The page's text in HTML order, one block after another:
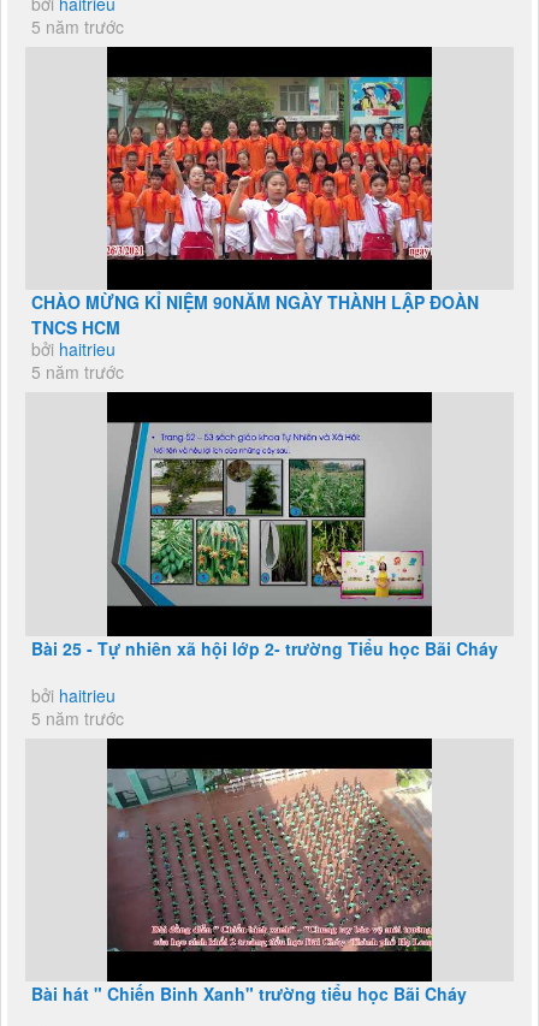
5 năm trước
CHÀO MỪNG KỈ NIỆM 90NĂM NGÀY THÀNH LẬP ĐOÀN
TNCS HCM
bởi haitrieu
5 năm trước
Bài 25 - Tự nhiên xã hội lớp 2- trường Tiểu học Bãi Cháy
bởi haitrieu
5 năm trước
Bài hát " Chiến Binh Xanh" trường tiểu học Bãi Cháy